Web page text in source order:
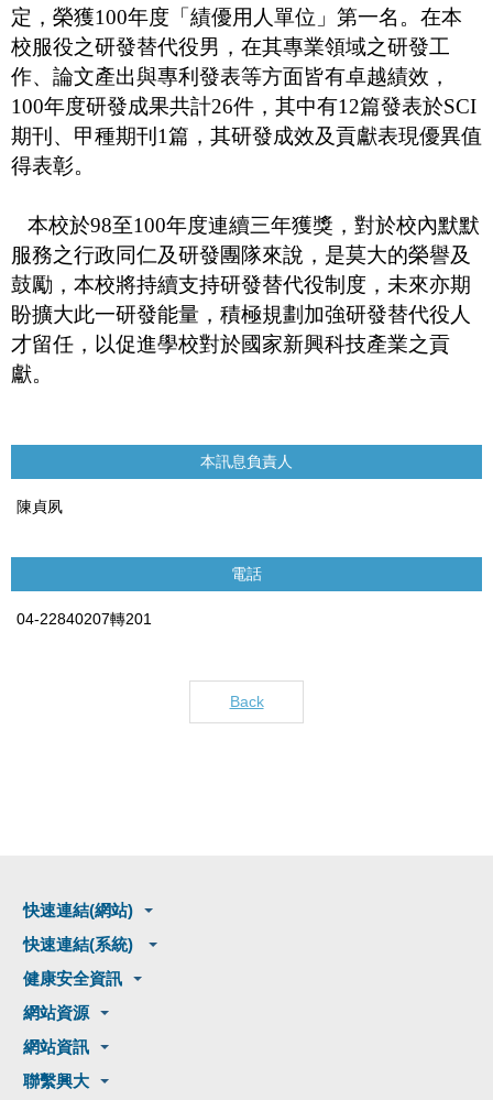
定，榮獲100年度「績優用人單位」第一名。在本
校服役之研發替代役男，在其專業領域之研發工
作、論文產出與專利發表等方面皆有卓越績效，
100年度研發成果共計26件，其中有12篇發表於SCI
期刊、甲種期刊 1篇，其研發成效及貢獻表現優異值
得表彰。
本校於98至100年度連續三年獲獎，對於校內默默
服務之行政同仁及研發團隊來說，是莫大的榮譽及
鼓勵，本校將持續支持研發替代役制度，未來亦期
盼擴大此一研發能量，積極規劃加強研發替代役人
才留任，以促進學校對於國家新興科技產業之貢
獻。
本訊息負責人
陳貞夙
電話
04-22840207轉201
Back
快速連結(網站)
快速連結(系統)
健康安全資訊
網站資源
網站資訊
聯繫興大